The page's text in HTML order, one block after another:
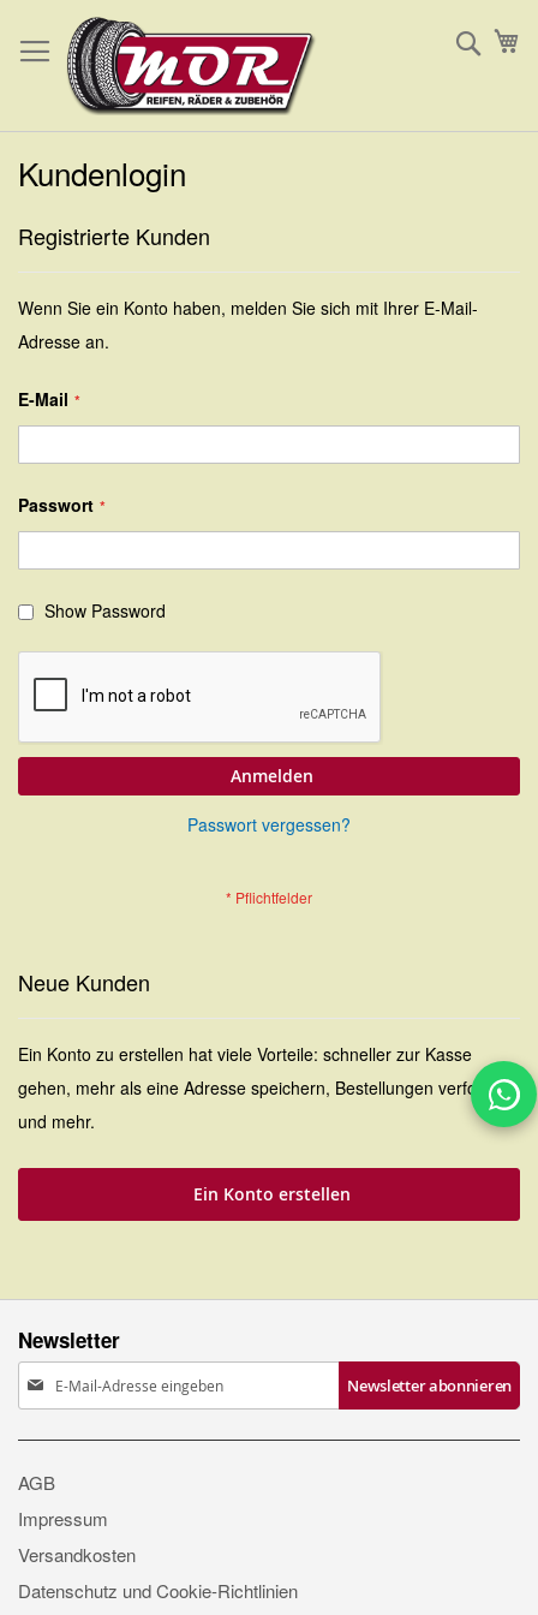
zum
Kundenlogin
Registrierte Kunden
Wenn Sie ein Konto haben, melden Sie sich mit Ihrer E-Mail-
Adresse an.
E-Mail
Passwort
Show Password
Anmelden
Passwort vergessen?
Neue Kunden
Ein Konto zu erstellen hat viele Vorteile: schneller zur Kasse
gehen, mehr als eine Adresse speichern, Bestellungen verfolgen
und mehr.
Ein Konto erstellen
Newsletter
Anmeldung
zum
Newsletter:
Newsletter abonnieren
AGB
Impressum
Versandkosten
Datenschutz und Cookie-Richtlinien